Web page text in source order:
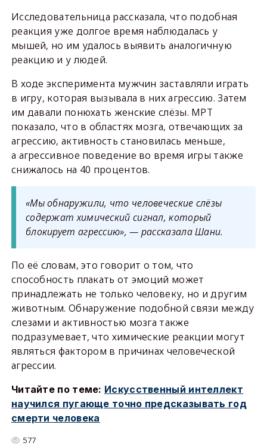
Исследовательница рассказала, что подобная
реакция уже долгое время наблюдалась у
мышей, но им удалось выявить аналогичную
реакцию и у людей.
В ходе эксперимента мужчин заставляли играть
в игру, которая вызывала в них агрессию. Затем
им давали понюхать женские слёзы. МРТ
показало, что в областях мозга, отвечающих за
агрессию, активность становилась меньше,
а агрессивное поведение во время игры также
снижалось на 40 процентов.
«Мы обнаружили, что человеческие слёзы
содержат химический сигнал, который
блокирует агрессию», — рассказала Шани.
По её словам, это говорит о том, что
способность плакать от эмоций может
принадлежать не только человеку, но и другим
животным. Обнаружение подобной связи между
слезами и активностью мозга также
подразумевает, что химические реакции могут
являться фактором в причинах человеческой
агрессии.
Читайте по теме: Искусственный интеллект
научился пугающе точно предсказывать год
смерти человека
577